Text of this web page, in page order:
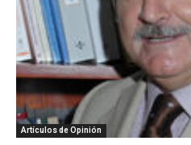
Artículos de Opinión